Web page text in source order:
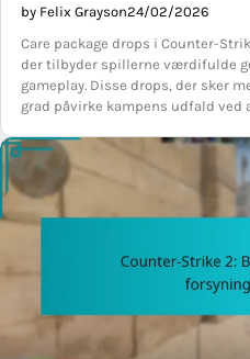
by Felix Grayson24/02/2026
Care package drops i Counter-
der tilbyder spillerne værdifulde
gameplay. Disse drops, der sker
grad påvirke kampens udfald ved